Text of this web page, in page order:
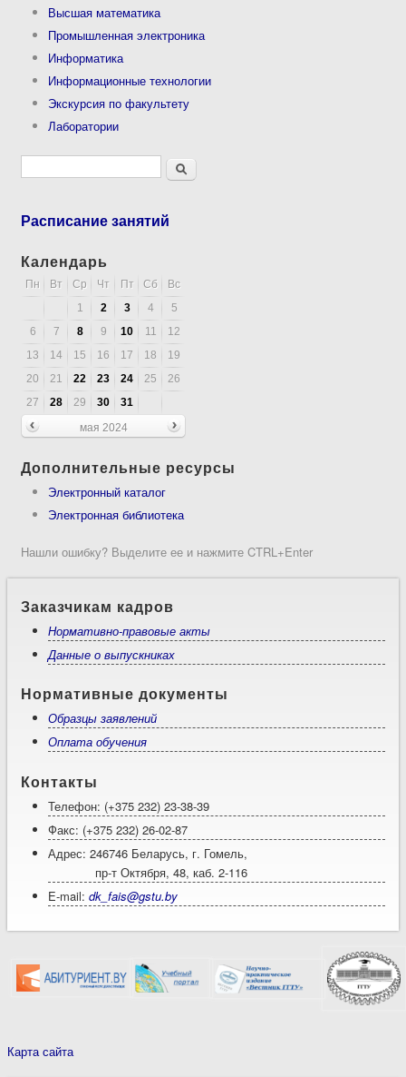
Высшая математика
Промышленная электроника
Информатика
Информационные технологии
Экскурсия по факультету
Лаборатории
Форма поискаПоиск
Расписание занятий
Календарь
Пн Вт Ср Чт Пт Сб
Вс
1
2 3 4
5
6
7 8 9 10 11
12
13
14 15 16 17 18
19
20
21 22 23 24 25
26
27
28 29 30
31
мая 2024
Дополнительные ресурсы
Электронный каталог
Электронная библиотека
Нашли ошибку? Выделите ее и нажмите CTRL+Enter
Заказчикам кадров
Нормативно-правовые акты
Данные о выпускниках
Нормативные документы
Образцы заявлений
Оплата обучения
Контакты
Телефон: (+375 232) 23-38-39
Факс: (+375 232) 26-02-87
Адрес: 246746 Беларусь, г. Гомель,
пр-т Октября, 48, каб. 2-116
E-mail:dk_fais@gstu.by
Карта сайта